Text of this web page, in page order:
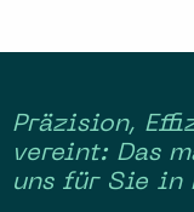
Präzision,
vereint: Das
uns für Sie in